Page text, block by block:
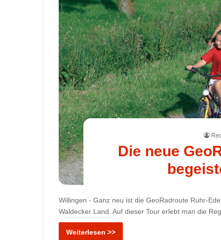
Die neue
Willingen - Ganz neu ist die GeoRadroute Ruhr-
Waldecker Land. Auf dieser Tour erlebt man die
Weiterlesen >>